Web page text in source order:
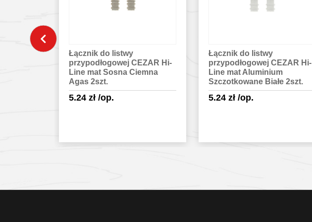
Łącznik do listwy
przypodłogowej CEZAR Hi-
Line mat Sosna Ciemna
Agas 2szt.
5.24 zł/op.
Łącznik do listwy
przypodłogowej CEZAR Hi-
Line mat Aluminium
Szczotkowane Białe 2szt.
5.24zł /op.